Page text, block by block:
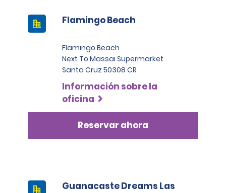
Flamingo Beach
Flamingo Beach
Next To Massai Supermarket
Santa Cruz 50308 CR
Información sobre la
oficina
Reservar ahora
Guanacaste Dreams Las